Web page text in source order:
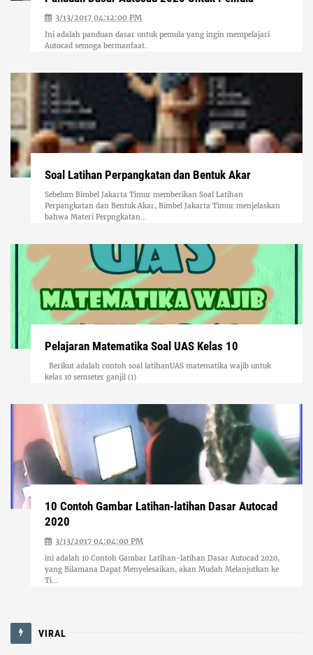
3/13/2017 04:12:00 PM
Ini adalah panduan dasar untuk pemula yang ingin mempelajari
Autocad semoga bermanfaat.
Soal Latihan Perpangkatan dan Bentuk Akar
Sebelum Bimbel Jakarta Timur memberikan Soal Latihan
Perpangkatan dan Bentuk Akar, Bimbel Jakarta Timur menjelaskan
bahwa Materi Perpngkatan...
Pelajaran Matematika Soal UAS Kelas 10
Berikut adalah contoh soal latihanUAS matematika wajib untuk
kelas 10 semseter ganjil (1)
10 Contoh Gambar Latihan-latihan Dasar Autocad
2020
3/13/2017 04:04:00 PM
ini adalah 10 Contoh Gambar Latihan-latihan Dasar Autocad 2020,
yang Bilamana Dapat Menyelesaikan, akan Mudah Melanjutkan ke
Ti...
VIRAL